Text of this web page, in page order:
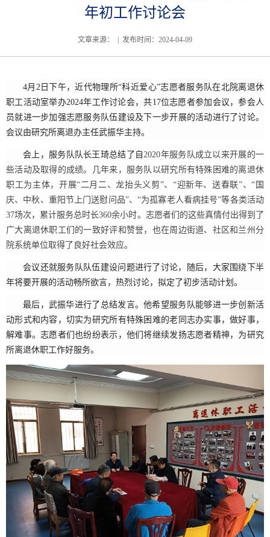
年初工作讨论会
文章来源： | 发布时间：2024-04-09
4月 2日下午，近代物理所“科近爱心”志愿者服务队在北院离退休
职工活动室举办2024年工作讨论会，共17位志愿者参加会议，参会人
员就进一步加强志愿服务队伍建设及下一步开展的活动进行了讨论。
会议由研究所离退办主任武振华主持。
会上，服务队队长王琦总结了自2020年服务队成立以来开展的一
些活动及取得的成绩。几年来，服务队以研究所有特殊困难的离退休
职工为主体，开展“二月二、龙抬头义剪”、“迎新年、送春联”、“国
庆、中秋、重阳节上门送慰问品”、“为孤寡老人看病挂号”等各类活动
37场次，累计服务总时长360余小时。志愿者们的这些真情付出得到了
广大离退休职工们的一致好评和赞誉，也在周边街道、社区和兰州分
院系统单位取得了良好社会效应。
会议还就服务队队伍建设问题进行了讨论，随后，大家围绕下半
年将要开展的活动畅所欲言，热烈讨论，拟定了初步活动计划。
最后，武振华进行了总结发言。他希望服务队能够进一步创新活
动形式和内容，切实为研究所有特殊困难的老同志办实事，做好事，
解难事。志愿者们也纷纷表示，他们将继续发扬志愿者精神，为研究
所离退休职工作好服务。